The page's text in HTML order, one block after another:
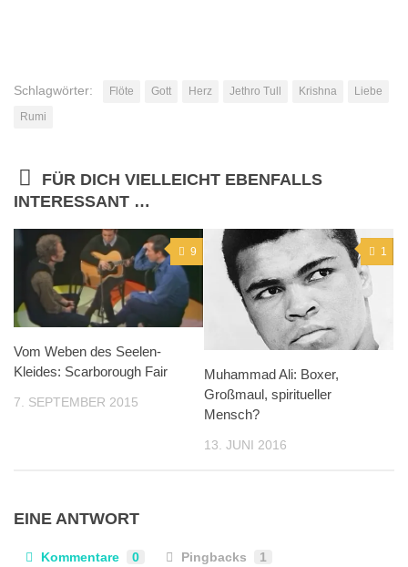
Schlagwörter: Flöte Gott Herz Jethro Tull Krishna
Liebe
Rumi
FÜR DICH VIELLEICHT EBENFALLS
INTERESSANT …
9
Vom Weben des Seelen-
Kleides: Scarborough Fair
7. SEPTEMBER 2015
1
Muhammad Ali: Boxer,
Großmaul, spiritueller
Mensch?
13. JUNI 2016
EINE ANTWORT
Kommentare 0 Pingbacks 1